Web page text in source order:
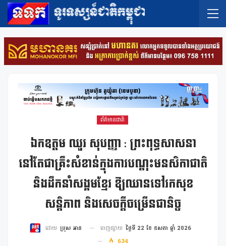
ព័ត៌មានជាតិ
ឯកឧត្តម ឈួរ សុបញ្ញា : ព្រះពុទ្ធសាសនា
នៅតែជាគ្រឹះសំខាន់ក្នុងការបណ្តុះមនសិកាជាតិ
និងដឹកនាំសង្គមខ្មែរ ឱ្យឈានទៅរកសុខ
សន្តិភាព និងសេចក្ដីចម្រើនជានិច្ច
ដោយ ប្រុស អាន ចេញផ្សាយ ថ្ងៃទី 22 ខែ ឧសភា ឆ្នាំ 2026
634